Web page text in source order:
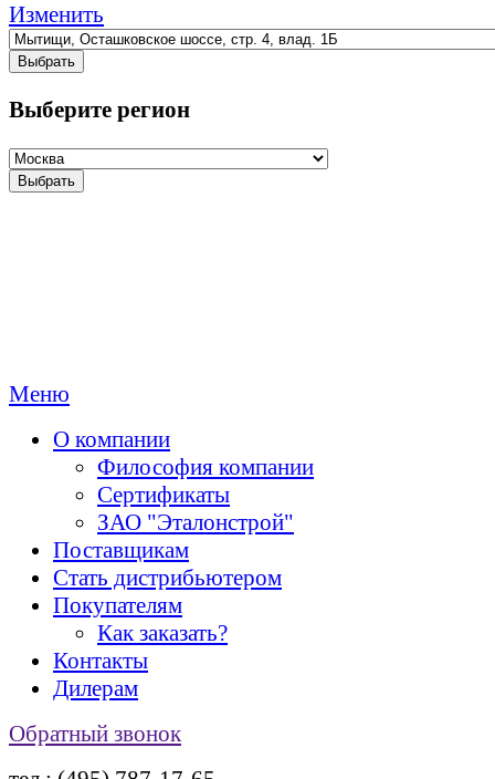
Изменить
Выбрать
Выберите регион
Выбрать
Меню
О компании
Философия компании
Сертификаты
ЗАО "Эталонстрой"
Поставщикам
Стать дистрибьютером
Покупателям
Как заказать?
Контакты
Дилерам
Обратный звонок